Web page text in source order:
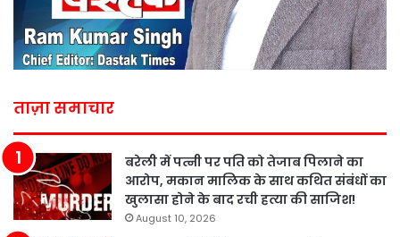
ताज़ा समाचार
बरेली में पत्नी पर पति को तेजाब पिलाने का
आरोप, मकान मालिक के साथ कथित संबंधों का
खुलासा होने के बाद रची हत्या की साजिश!
August 10, 2026